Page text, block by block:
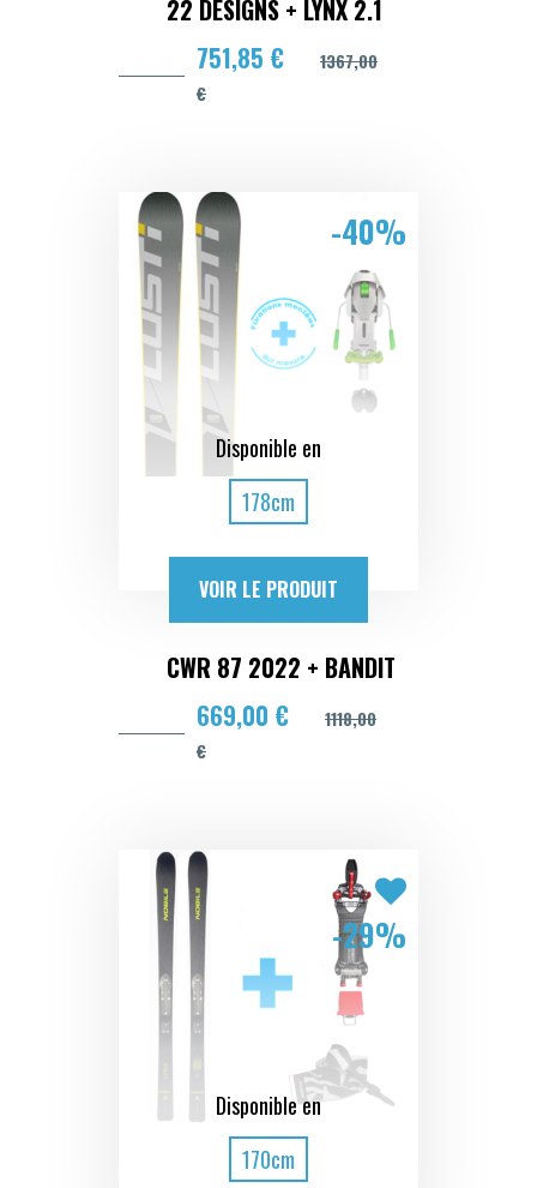
22 DESIGNS + LYNX 2.1
751,85 €
1367,00
€
Disponible en
178cm
-40%
VOIR LE PRODUIT
CWR 87 2022 + BANDIT
669,00 €
1118,00
€
Disponible en
170cm
-29%